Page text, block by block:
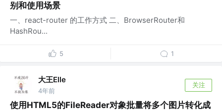
别和使用场景
一、react-router 的工作方式 二、BrowserRouter和
HashRou...
5 1
大王Elle
4年前
关注
使用HTML5的FileReader对象批量将多个图片转化成